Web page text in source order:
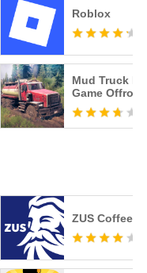
Roblox
Mud Truck
Game Offroad
ZUS Coffee